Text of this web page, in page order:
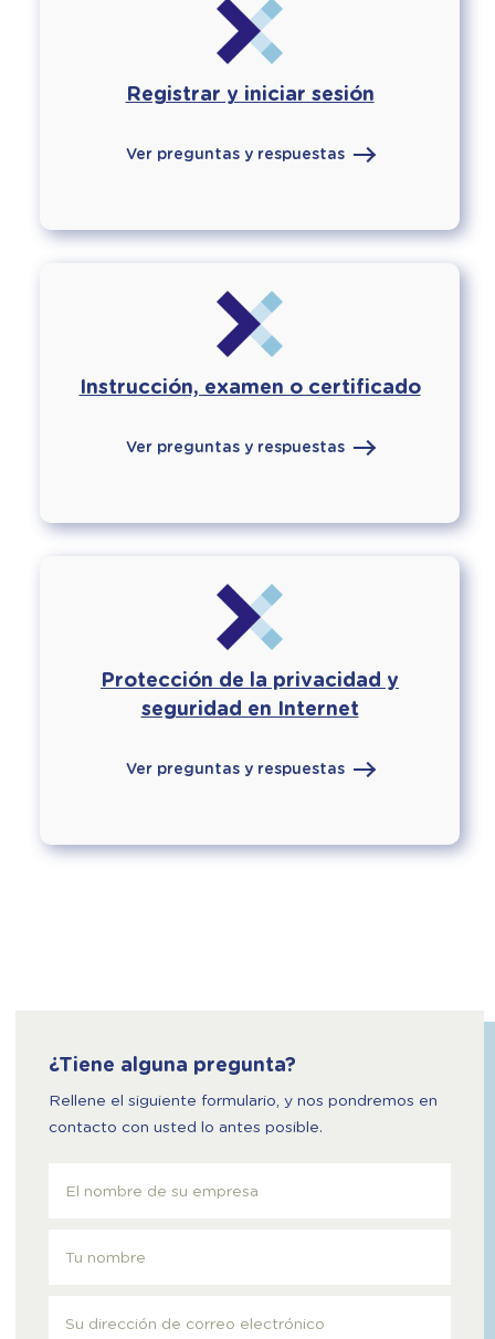
Registrar y iniciar sesión
Ver preguntas y respuestas
Instrucción, examen o certificado
Ver preguntas y respuestas
Protección de la privacidad y
seguridad en Internet
Ver preguntas y respuestas
¿Tiene alguna pregunta?
Rellene el siguiente formulario, y nos pondremos en
contacto con usted lo antes posible.